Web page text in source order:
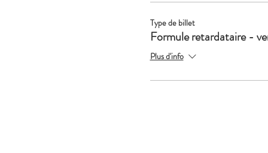
Type de billet
Formule retardataire -
Plus d'info